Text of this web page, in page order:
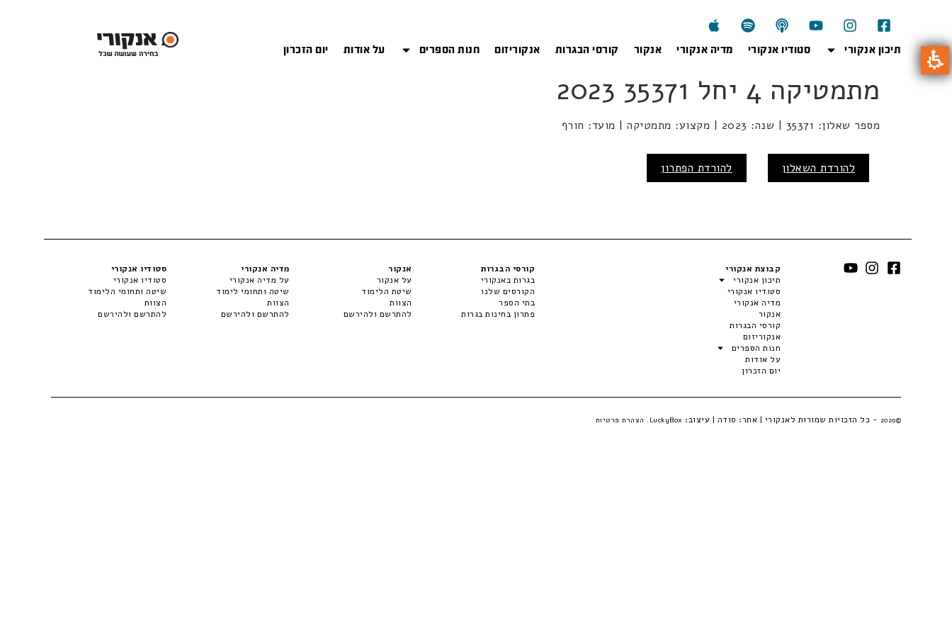
תיכון אנקורי סטודיו אנקורי מדיה אנקורי אנקור קורסי הבגרות אנקוריזום חנות הספרים על אודות יום הזכרון
מתמטיקה 4 יחל 35371 2023
מספר שאלון: 35371 | שנה: 2023 | מקצוע: מתמטיקה | מועד: חורף
להורדת השאלון להורדת הפתרון
קבוצת אנקורי
תיכון אנקורי
סטודיו אנקורי
מדיה אנקורי
אנקור
קורסי הבגרות
אנקוריזום
חנות הספרים
על אודות
יום הזכרון
קורסי הבגרות
בגרות באנקורי
הקורסים שלנו
בתי הספר
פתרון בחינות בגרות
אנקור
על אנקור
שיטת הלימוד
הצוות
להתרשם ולהירשם
מדיה אנקורי
על מדיה אנקורי
שיטה ותחומי לימוד
הצוות
להתרשם ולהירשם
סטודיו אנקורי
סטודיו אנקורי
שיטה ותחומי הלימוד
הצוות
להתרשם ולהירשם
©2020 - כל הזכויות שמורות לאנקורי | אתר: סודה | עיצוב: LuckyBox. הצהרת פרטיות